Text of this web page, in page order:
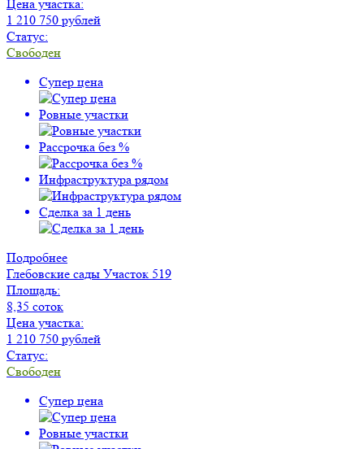
Цена участка:
1 210 750 рублей
Статус:
Свободен
Супер цена
Ровные участки
Рассрочка без %
Инфраструктура рядом
Сделка за 1 день
Подробнее
Глебовские сады Участок 519
Площадь:
8,35 соток
Цена участка:
1 210 750 рублей
Статус:
Свободен
Супер цена
Ровные участки